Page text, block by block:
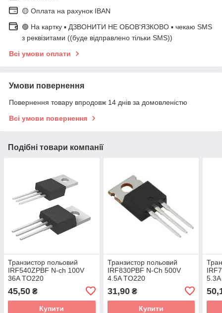
🟡 Оплата на рахунок IBAN
🟢 На картку ▪️ ДЗВОНИТИ НЕ ОБОВ'ЯЗКОВО ▪️ чекаю SMS
з реквізитами ((буде відправлено тільки SMS))
Всі умови оплати
Умови повернення
Повернення товару впродовж 14 днів за домовленістю
Всі умови повернення
Подібні товари компанії
Транзистор польовий
IRF540ZPBF N-ch 100V
36A TO220
45,50 ₴
Купити
Транзистор польовий
IRF830PBF N-Ch 500V
4.5A TO220
31,90₴
Купити